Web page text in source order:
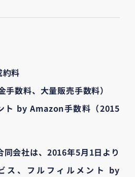
約料
手数料、大量販売手数料）
ト by Amazon手数料（2015
同会社は、2016年5月1日より
ス、フルフィルメント by